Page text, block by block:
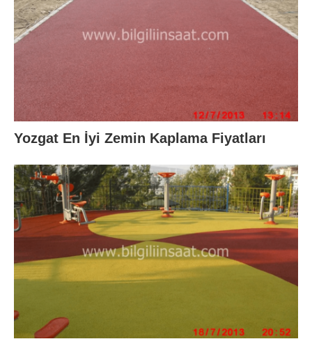
Yozgat En İyi Zemin Kaplama Fiyatları